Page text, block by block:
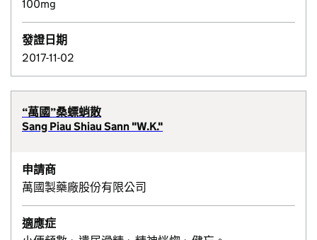
100mg
發證日期
2017-11-02
“萬國”桑螵蛸散
Sang Piau Shiau Sann "W.K."
申請商
萬國製藥廠股份有限公司
適應症